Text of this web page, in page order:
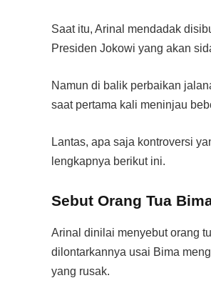
Saat itu, Arinal mendadak
Presiden Jokowi yang akan
Namun di balik perbaikan
saat pertama kali meninjau
Lantas, apa saja kontroversi
lengkapnya berikut ini.
Sebut Orang Tua
Arinal dinilai menyebut orang
dilontarkannya usai Bima
yang rusak.